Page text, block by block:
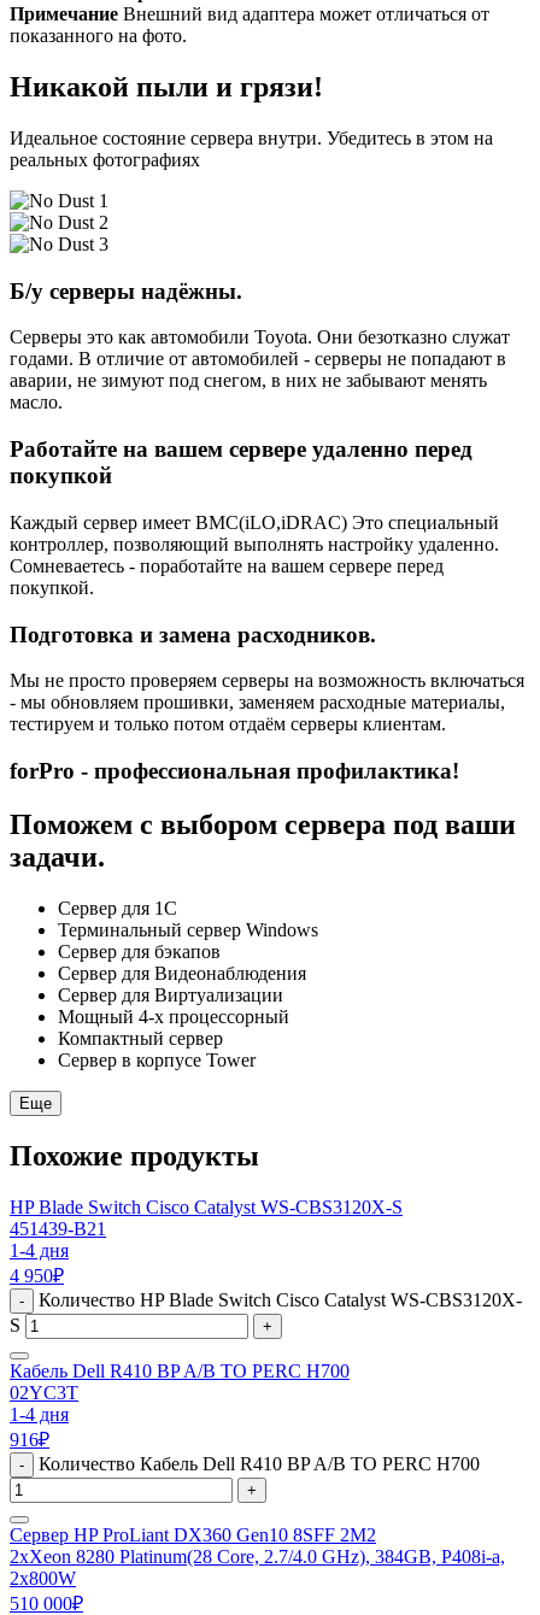
Примечание Внешний вид адаптера может отличаться от
показанного на фото.
Никакой пыли и грязи!
Идеальное состояние сервера внутри. Убедитесь в этом на
реальных фотографиях
Б/у серверы надёжны.
Серверы это как автомобили Toyota. Они безотказно служат
годами. В отличие от автомобилей - серверы не попадают в
аварии, не зимуют под снегом, в них не забывают менять
масло.
Работайте на вашем сервере удаленно перед
покупкой
Каждый сервер имеет BMC(iLO,iDRAC) Это специальный
контроллер, позволяющий выполнять настройку удаленно.
Сомневаетесь - поработайте на вашем сервере перед
покупкой.
Подготовка и замена расходников.
Мы не просто проверяем серверы на возможность включаться
- мы обновляем прошивки, заменяем расходные материалы,
тестируем и только потом отдаём серверы клиентам.
forPro - профессиональная профилактика!
Поможем с выбором сервера под ваши
задачи.
Сервер для 1С
Терминальный сервер Windows
Сервер для бэкапов
Сервер для Видеонаблюдения
Сервер для Виртуализации
Мощный 4-х процессорный
Компактный сервер
Сервер в корпусе Tower
Еще
Похожие продукты
HP Blade Switch Cisco Catalyst WS-CBS3120X-S
451439-B21
1-4 дня
4 950₽
-
Количество HP Blade Switch Cisco Catalyst WS-CBS3120X-
S
+
Кабель Dell R410 BP A/B TO PERC H700
02YC3T
1-4 дня
916₽
- Количество Кабель Dell R410 BP A/B TO PERC H700
+
Сервер HP ProLiant DX360 Gen10 8SFF 2M2
2xXeon 8280 Platinum(28 Core, 2.7/4.0 GHz), 384GB, P408i-a,
2x800W
510 000₽